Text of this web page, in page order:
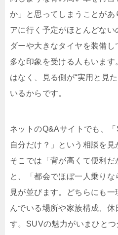
か」と思ってしまうことがあ
アに行く予定がほとんどな
ダーや大きなタイヤを装備
多な印象を受ける人もいま
はなく、見る側が“実用と見
いるからです。
ネットのQ&Aサイトでも、
自分だけ？」という相談を見
そこでは「背が高くて便利
と、「都会でほぼ一人乗り
見が並びます。どちらにも
んでいる場所や家族構成、休
す。SUVの魅力がいまひとつ